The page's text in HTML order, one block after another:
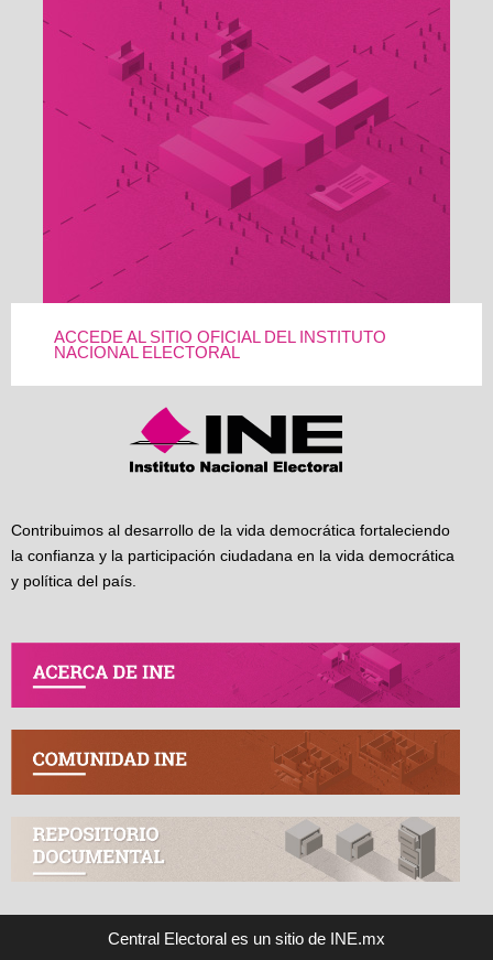
ACCEDE AL SITIO OFICIAL DEL INSTITUTO
NACIONAL ELECTORAL
Contribuimos al desarrollo de la vida democrática fortaleciendo
la confianza y la participación ciudadana en la vida democrática
y política del país.
Central Electoral es un sitio de INE.mx